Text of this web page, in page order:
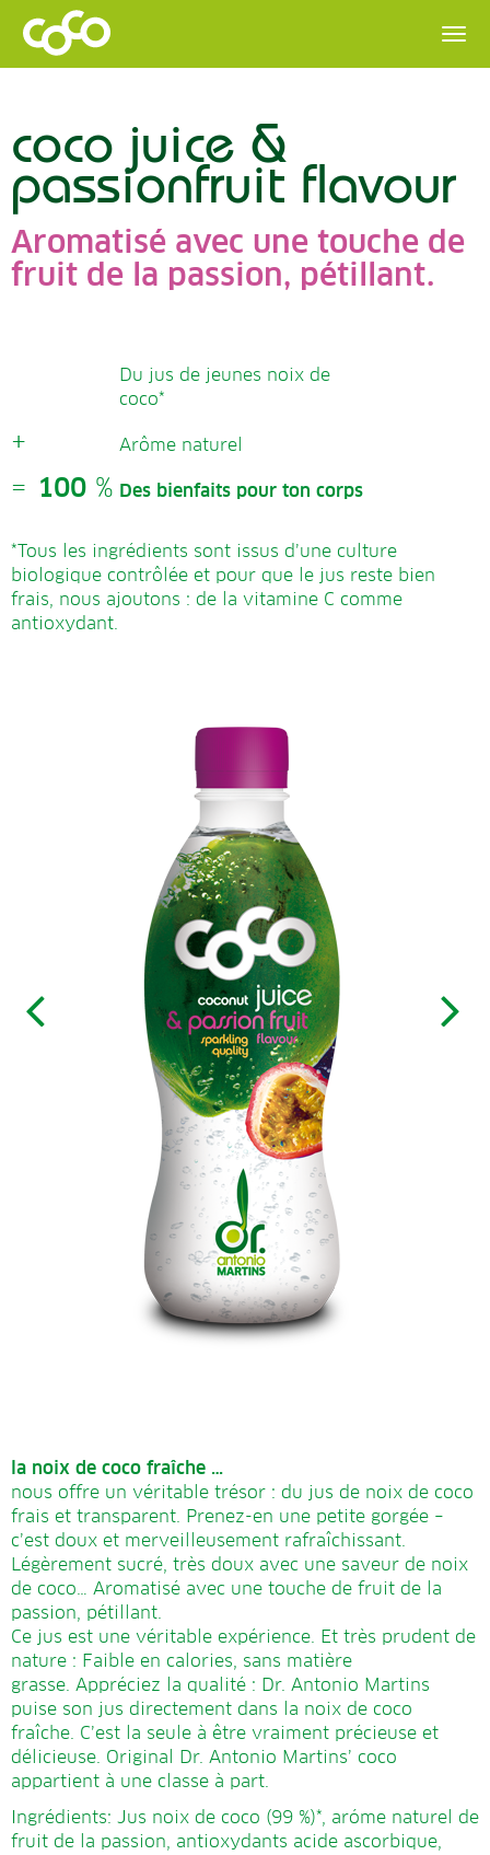
coco juice &
passionfruit flavour
Aromatisé avec une touche de
fruit de la passion, pétillant.
Du jus de jeunes noix de
coco*
+ Arôme naturel
= 100 % Des bienfaits pour ton corps
*Tous les ingrédients sont issus d’une culture
biologique contrôlée et pour que le jus reste bien
frais, nous ajoutons : de la vitamine C comme
antioxydant.
la noix de coco fraîche …
nous offre un véritable trésor : du jus de noix de coco
frais et transparent. Prenez-en une petite gorgée –
c’est doux et merveilleusement rafraîchissant.
Légèrement sucré, très doux avec une saveur de noix
de coco… Aromatisé avec une touche de fruit de la
passion, pétillant.
Ce jus est une véritable expérience. Et très prudent de
nature : Faible en calories, sans matière
grasse. Appréciez la qualité : Dr. Antonio Martins
puise son jus directement dans la noix de coco
fraîche. C’est la seule à être vraiment précieuse et
délicieuse. Original Dr. Antonio Martins’ coco
appartient à une classe à part.
Ingrédients: Jus noix de coco (99 %)*, aróme naturel de
fruit de la passion, antioxydants acide ascorbique,